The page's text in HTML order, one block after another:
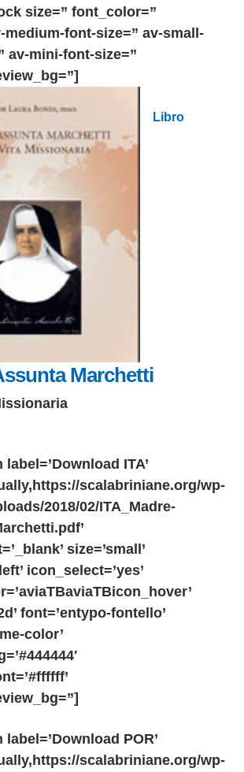
size=” font_color=”
medium-font-size=” av-small-
av-mini-font-size=”
Libro
Marchetti
ITA’
scalabriniane.org/wp-
2018/02/ITA_Madre-
size=’small’
icon_select=’yes’
font=’entypo-fontello’
color’
POR’
scalabriniane.org/wp-